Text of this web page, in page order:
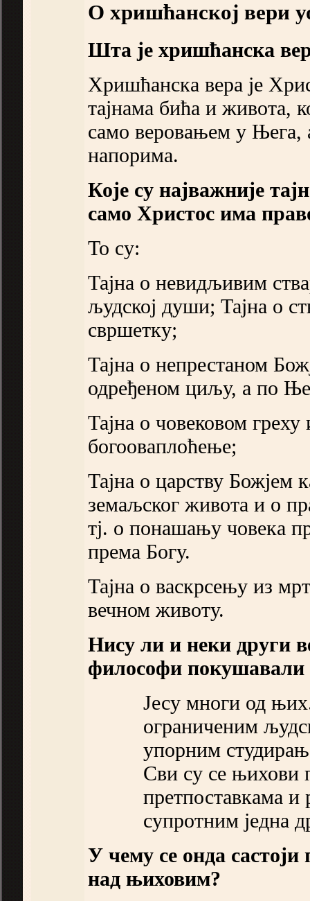
О хришћанској вери
Шта је хришћанска
Хришћанска вера је
тајнама бића и живота,
само веровањем у Њега,
напорима.
Које су најважније
само Христос има
То су:
Тајна о невидљивим
људској души; Тајна о
свршетку;
Тајна о непрестаном
одређеном циљу, а по
Тајна о човековом
богооваплоћење;
Тајна о царству Божјем
земаљског живота и о
тј. о понашању човека
према Богу.
Тајна о васкрсењу из
вечном животу.
Нису ли и неки други
философи покушавали
Јесу многи од
ограниченим
упорним
Сви су се њихови
претпоставкама и
супротним једна
У чему се онда
над њиховим?